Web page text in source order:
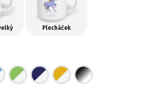
Plecháček